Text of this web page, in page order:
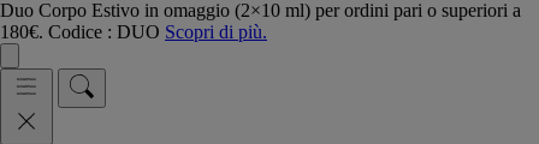
Duo Corpo Estivo in omaggio (2×10 ml) per ordini pari o superiori a
180€. Codice : DUO Scopri di più.